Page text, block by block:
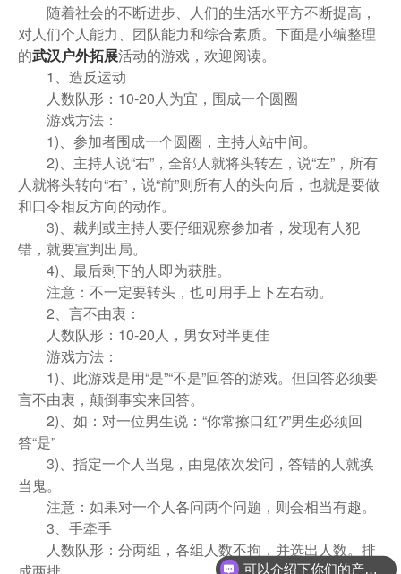
随着社会的不断进步、人们的生活水平方不断提高，
对人们个人能力、团队能力和综合素质。下面是小编整理
的武汉户外拓展活动的游戏，欢迎阅读。
1、造反运动
人数队形：10-20人为宜，围成一个圆圈
游戏方法：
1)、参加者围成一个圆圈，主持人站中间。
2)、主持人说“右”，全部人就将头转左，说“左”，所有
人就将头转向“右”，说“前”则所有人的头向后，也就是要做
和口令相反方向的动作。
3)、裁判或主持人要仔细观察参加者，发现有人犯
错，就要宣判出局。
4)、最后剩下的人即为获胜。
注意：不一定要转头，也可用手上下左右动。
2、言不由衷：
人数队形：10-20人，男女对半更佳
游戏方法：
1)、此游戏是用“是”“不是”回答的游戏。但回答必须要
言不由衷，颠倒事实来回答。
2)、如：对一位男生说：“你常擦口红?”男生必须回
答“是”
3)、指定一个人当鬼，由鬼依次发问，答错的人就换
当鬼。
注意：如果对一个人各问两个问题，则会相当有趣。
3、手牵手
人数队形：分两组，各组人数不拘，并选出人数。排
可以介绍下你们的产品么？